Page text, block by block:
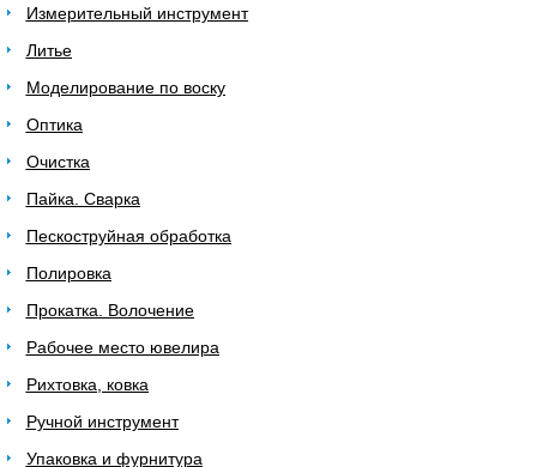
Измерительный инструмент
Литье
Моделирование по воску
Оптика
Очистка
Пайка. Сварка
Пескоструйная обработка
Полировка
Прокатка. Волочение
Рабочее место ювелира
Рихтовка, ковка
Ручной инструмент
Упаковка и фурнитура